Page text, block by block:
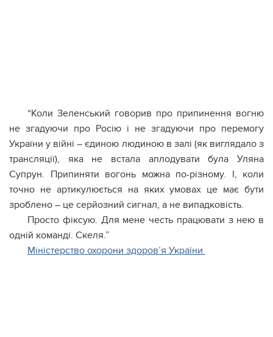
“Коли Зеленський говорив про припинення вогню
не згадуючи про Росію і не згадуючи про перемогу
України у війні – єдиною людиною в залі (як виглядало з
трансляції), яка не встала аплодувати була Уляна
Супрун. Припиняти вогонь можна по-різному. І, коли
точно не артикулюється на яких умовах це має бути
зроблено – це серйозний сигнал, а не випадковість.
Просто фіксую. Для мене честь працювати з нею в
одній команді. Скеля.”
Міністерство охорони здоров’я України